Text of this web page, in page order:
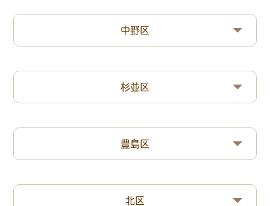
中野区
杉並区
豊島区
北区